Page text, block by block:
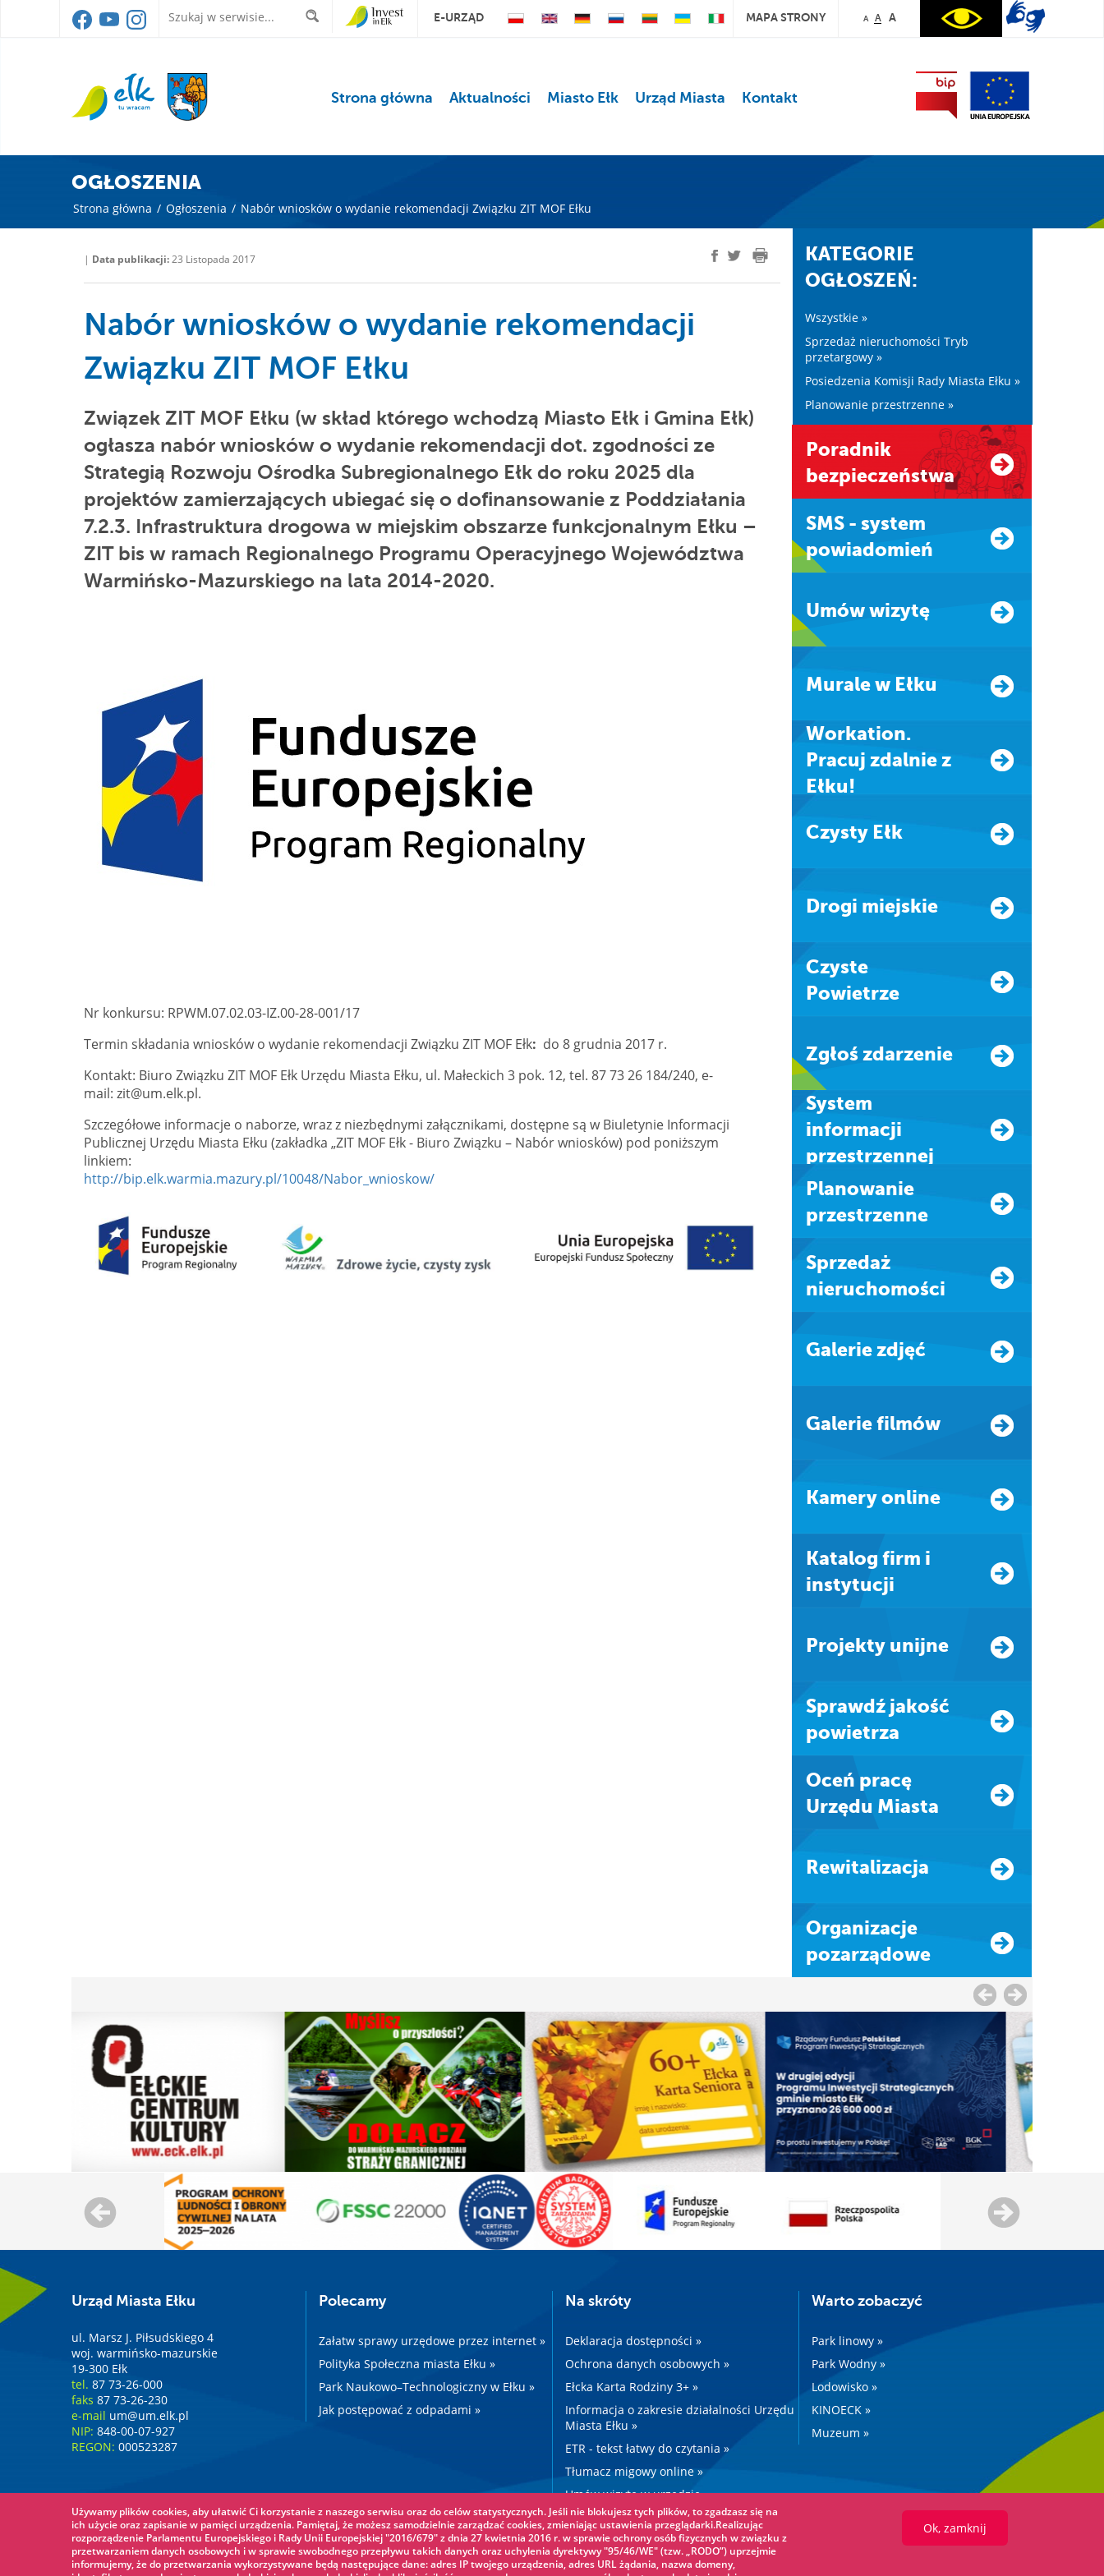
E-URZĄD MAPA STRONY A A A
Strona główna Aktualności Miasto Ełk Urząd Miasta Kontakt
OGŁOSZENIA
Strona główna / Ogłoszenia / Nabór wniosków o wydanie rekomendacji Związku ZIT MOF Ełku
| Data publikacji:23 Listopada 2017
Nabór wniosków o wydanie rekomendacji
Związku ZIT MOF Ełku
Związek ZIT MOF Ełku (w skład którego wchodzą Miasto Ełk i Gmina Ełk)
ogłasza nabór wniosków o wydanie rekomendacji dot. zgodności ze
Strategią Rozwoju Ośrodka Subregionalnego Ełk do roku 2025 dla
projektów zamierzających ubiegać się o dofinansowanie z Poddziałania
7.2.3. Infrastruktura drogowa w miejskim obszarze funkcjonalnym Ełku –
ZIT bis w ramach Regionalnego Programu Operacyjnego Województwa
Warmińsko-Mazurskiego na lata 2014-2020.
Nr konkursu: RPWM.07.02.03-IZ.00-28-001/17
Termin składania wniosków o wydanie rekomendacji Związku ZIT MOF Ełk: do 8 grudnia 2017 r.
Kontakt: Biuro Związku ZIT MOF Ełk Urzędu Miasta Ełku, ul. Małeckich 3 pok. 12, tel. 87 73 26 184/240, e-
mail: zit@um.elk.pl.
Szczegółowe informacje o naborze, wraz z niezbędnymi załącznikami, dostępne są w Biuletynie Informacji
Publicznej Urzędu Miasta Ełku (zakładka „ZIT MOF Ełk - Biuro Związku – Nabór wniosków) pod poniższym
linkiem:
http://bip.elk.warmia.mazury.pl/10048/Nabor_wnioskow/
KATEGORIE
OGŁOSZEŃ:
Wszystkie »
Sprzedaż nieruchomości Tryb
przetargowy »
Posiedzenia Komisji Rady Miasta Ełku »
Planowanie przestrzenne »
Poradnik
bezpieczeństwa
SMS - system
powiadomień
Umów wizytę
Murale w Ełku
Workation.
Pracuj zdalnie z
Ełku!
Czysty Ełk
Drogi miejskie
Czyste
Powietrze
Zgłoś zdarzenie
system
informacji
przestrzennej
Planowanie
przestrzenne
Sprzedaż
nieruchomości
Galerie zdjęć
Galerie filmów
Kamery online
Katalog firm i
instytucji
Projekty unijne
Sprawdź jakość
powietrza
Oceń pracę
Urzędu Miasta
Rewitalizacja
Organizacje
pozarządowe
Urząd Miasta Ełku
ul. Marsz J. Piłsudskiego 4
woj. warmińsko-mazurskie
19-300 Ełk
tel. 87 73-26-000
faks 87 73-26-230
e-mail um@um.elk.pl
NIP: 848-00-07-927
REGON: 000523287
Polecamy
Załatw sprawy urzędowe przez internet »
Polityka Społeczna miasta Ełku »
Park Naukowo–Technologiczny w Ełku »
Jak postępować z odpadami »
Na skróty
Deklaracja dostępności »
Ochrona danych osobowych »
Ełcka Karta Rodziny 3+ »
Informacja o zakresie działalności Urzędu
Miasta Ełku »
ETR - tekst łatwy do czytania »
Tłumacz migowy online »
Umów wizytę w urzędzie »
Drogi »
Warto zobaczyć
Park linowy »
Park Wodny »
Lodowisko »
KINOECK »
Muzeum »
Używamy plików cookies, aby ułatwić Ci korzystanie z naszego serwisu oraz do celów statystycznych. Jeśli nie blokujesz tych plików, to zgadzasz się na
ich użycie oraz zapisanie w pamięci urządzenia. Pamiętaj, że możesz samodzielnie zarządzać cookies, zmieniając ustawienia przeglądarki.Realizując
rozporządzenie Parlamentu Europejskiego i Rady Unii Europejskiej "2016/679" z dnia 27 kwietnia 2016 r. w sprawie ochrony osób fizycznych w związku z
przetwarzaniem danych osobowych i w sprawie swobodnego przepływu takich danych oraz uchylenia dyrektywy "95/46/WE" (tzw. „RODO”) uprzejmie
informujemy, że do przetwarzania wykorzystywane będą następujące dane: adres IP twojego urządzenia, adres URL żądania, nazwa domeny,
Ok, zamknij